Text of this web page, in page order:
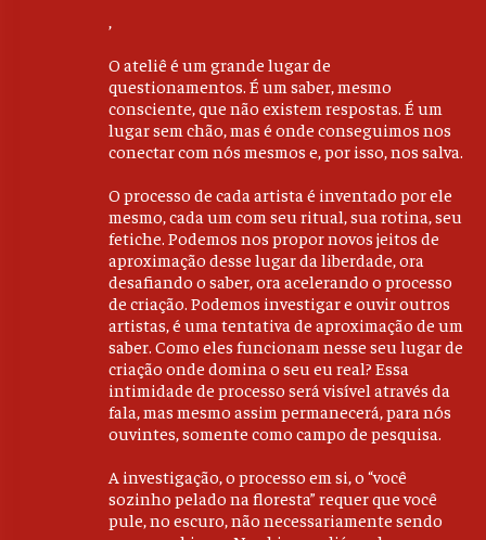
,
O ateliê é um grande lugar de
questionamentos. É um saber, mesmo
consciente, que não existem respostas. É um
lugar sem chão, mas é onde conseguimos nos
conectar com nós mesmos e, por isso, nos salva.
O processo de cada artista é inventado por ele
mesmo, cada um com seu ritual, sua rotina, seu
fetiche. Podemos nos propor novos jeitos de
aproximação desse lugar da liberdade, ora
desafiando o saber, ora acelerando o processo
de criação. Podemos investigar e ouvir outros
artistas, é uma tentativa de aproximação de um
saber. Como eles funcionam nesse seu lugar de
criação onde domina o seu eu real? Essa
intimidade de processo será visível através da
fala, mas mesmo assim permanecerá, para nós
ouvintes, somente como campo de pesquisa.
A investigação, o processo em si, o “você
sozinho pelado na floresta” requer que você
pule, no escuro, não necessariamente sendo